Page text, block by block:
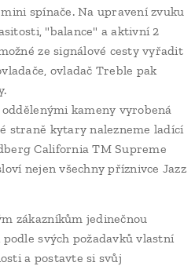
spínače. Na upravení zvuku
"balance" a aktivní 2
ze signálové cesty vyřadit
ovladač Treble pak
kameny vyrobená
straně kytary nalezneme ladící
California TM Supreme
nejen všechny příznivce Jazz
zákazníkům jedinečnou
svých požadavků vlastní
a postavte si svůj